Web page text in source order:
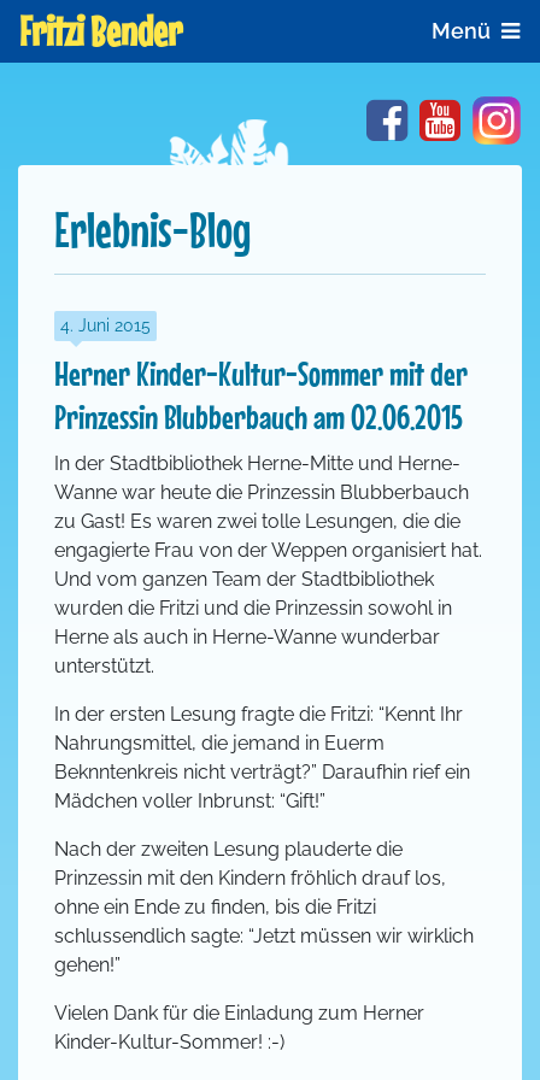
Fritzi Bender Menü
FacebookYouTube
Erlebnis-Blog
4. Juni 2015
Herner Kinder-Kultur-Sommer mit der
Prinzessin Blubberbauch am 02.06.2015
In der Stadtbibliothek Herne-Mitte und Herne-
Wanne war heute die Prinzessin Blubberbauch
zu Gast! Es waren zwei tolle Lesungen, die die
engagierte Frau von der Weppen organisiert hat.
Und vom ganzen Team der Stadtbibliothek
wurden die Fritzi und die Prinzessin sowohl in
Herne als auch in Herne-Wanne wunderbar
unterstützt.
In der ersten Lesung fragte die Fritzi: “Kennt Ihr
Nahrungsmittel, die jemand in Euerm
Beknntenkreis nicht verträgt?” Daraufhin rief ein
Mädchen voller Inbrunst: “Gift!”
Nach der zweiten Lesung plauderte die
Prinzessin mit den Kindern fröhlich drauf los,
ohne ein Ende zu finden, bis die Fritzi
schlussendlich sagte: “Jetzt müssen wir wirklich
gehen!”
Vielen Dank für die Einladung zum Herner
Kinder-Kultur-Sommer! :-)